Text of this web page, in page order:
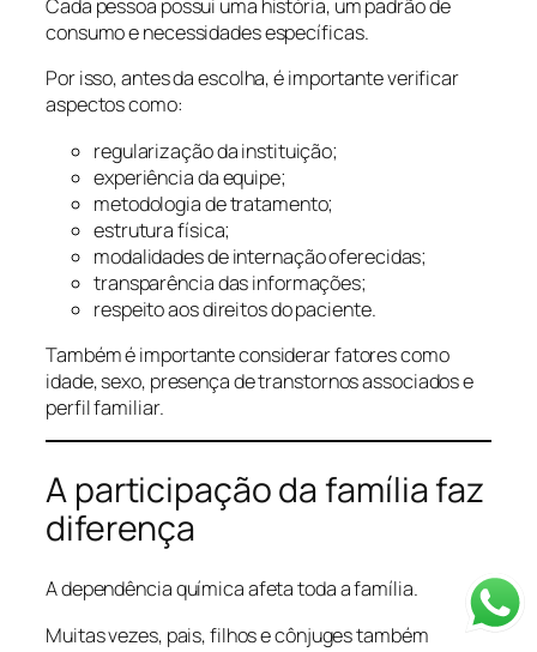
Cada pessoa possui uma história, um padrão de
consumo e necessidades específicas.
Por isso, antes da escolha, é importante verificar
aspectos como:
regularização da instituição;
experiência da equipe;
metodologia de tratamento;
estrutura física;
modalidades de internação oferecidas;
transparência das informações;
respeito aos direitos do paciente.
Também é importante considerar fatores como
idade, sexo, presença de transtornos associados e
perfil familiar.
A participação da família faz
diferença
A dependência química afeta toda a família.
Muitas vezes, pais, filhos e cônjuges também